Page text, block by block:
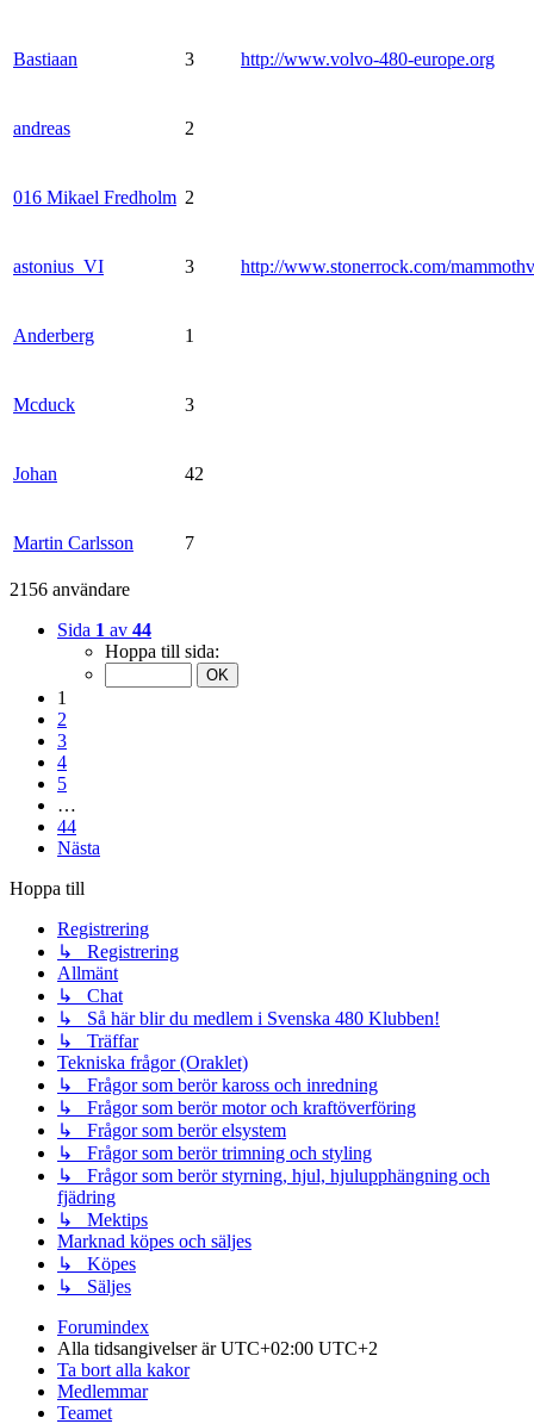
Bastiaan 3 http://www.volvo-480-europe.org
andreas 2
016 Mikael Fredholm 2
astonius_VI 3 http://www.stonerrock.com/
Anderberg 1
Mcduck 3
Johan 42
Martin Carlsson 7
2156 användare
Sida 1 av 44
Hoppa till sida:
1
2
3
4
5
…
44
Nästa
Hoppa till
Registrering
↳ Registrering
Allmänt
↳ Chat
↳ Så här blir du medlem i Svenska 480 Klubben!
↳ Träffar
Tekniska frågor (Oraklet)
↳ Frågor som berör kaross och inredning
↳ Frågor som berör motor och kraftöverföring
↳ Frågor som berör elsystem
↳ Frågor som berör trimning och styling
↳ Frågor som berör styrning, hjul, hjulupphängning och
fjädring
↳ Mektips
Marknad köpes och säljes
↳ Köpes
↳ Säljes
Forumindex
Alla tidsangivelser är UTC+02:00 UTC+2
Ta bort alla kakor
Medlemmar
Teamet